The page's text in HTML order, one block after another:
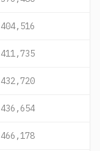
404,516
411,735
432,720
436,654
466,178